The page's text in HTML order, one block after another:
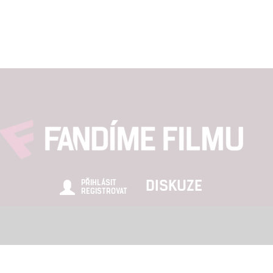
PŘIHLÁSIT
REGISTROVAT
DISKUZE
o inzerci na našem webu napište nám na e-mail